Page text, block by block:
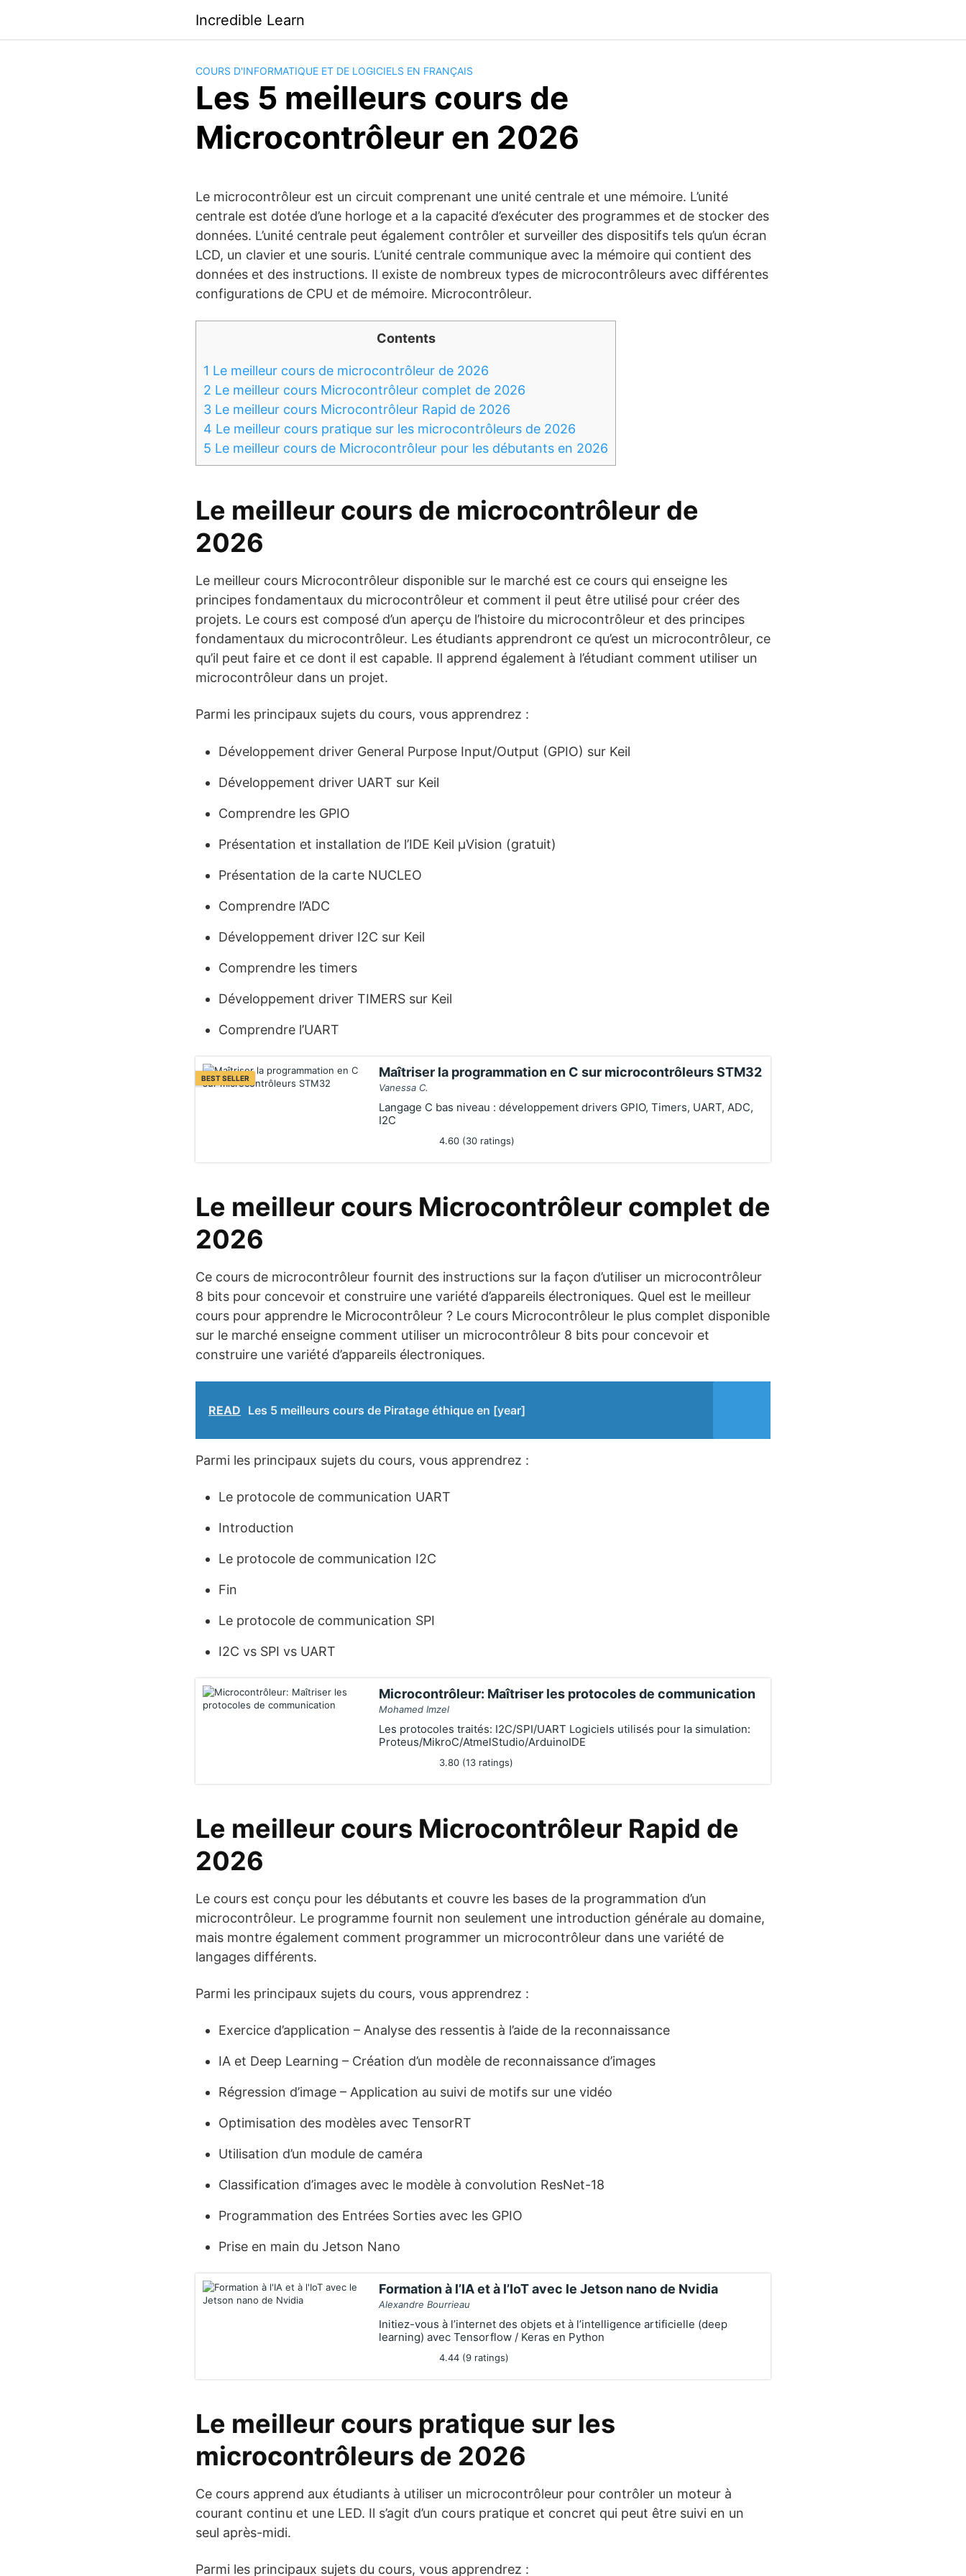
contenido
Incredible Learn
COURS D'INFORMATIQUE ET DE LOGICIELS EN FRANÇAIS
Les 5 meilleurs cours de
Microcontrôleur en 2026
Le microcontrôleur est un circuit comprenant une unité centrale et une mémoire. L’unité
centrale est dotée d’une horloge et a la capacité d’exécuter des programmes et de stocker des
données. L’unité centrale peut également contrôler et surveiller des dispositifs tels qu’un écran
LCD, un clavier et une souris. L’unité centrale communique avec la mémoire qui contient des
données et des instructions. Il existe de nombreux types de microcontrôleurs avec différentes
configurations de CPU et de mémoire. Microcontrôleur.
Contents
1 Le meilleur cours de microcontrôleur de 2026
2 Le meilleur cours Microcontrôleur complet de 2026
3 Le meilleur cours Microcontrôleur Rapid de 2026
4 Le meilleur cours pratique sur les microcontrôleurs de 2026
5 Le meilleur cours de Microcontrôleur pour les débutants en 2026
Le meilleur cours de microcontrôleur de
2026
Le meilleur cours Microcontrôleur disponible sur le marché est ce cours qui enseigne les
principes fondamentaux du microcontrôleur et comment il peut être utilisé pour créer des
projets. Le cours est composé d’un aperçu de l’histoire du microcontrôleur et des principes
fondamentaux du microcontrôleur. Les étudiants apprendront ce qu’est un microcontrôleur, ce
qu’il peut faire et ce dont il est capable. Il apprend également à l’étudiant comment utiliser un
microcontrôleur dans un projet.
Parmi les principaux sujets du cours, vous apprendrez :
Développement driver General Purpose Input/Output (GPIO) sur Keil
Développement driver UART sur Keil
Comprendre les GPIO
Présentation et installation de l’IDE Keil µVision (gratuit)
Présentation de la carte NUCLEO
Comprendre l’ADC
Développement driver I2C sur Keil
Comprendre les timers
Développement driver TIMERS sur Keil
Comprendre l’UART
BEST SELLER Maîtriser la programmation en C sur microcontrôleurs STM32
Vanessa C.
Langage C bas niveau : développement drivers GPIO, Timers, UART, ADC,
I2C
4.60 (30 ratings)
Le meilleur cours Microcontrôleur complet de
2026
Ce cours de microcontrôleur fournit des instructions sur la façon d’utiliser un microcontrôleur
8 bits pour concevoir et construire une variété d’appareils électroniques. Quel est le meilleur
cours pour apprendre le Microcontrôleur ? Le cours Microcontrôleur le plus complet disponible
sur le marché enseigne comment utiliser un microcontrôleur 8 bits pour concevoir et
construire une variété d’appareils électroniques.
READ Les 5 meilleurs cours de Piratage éthique en [year]
Parmi les principaux sujets du cours, vous apprendrez :
Le protocole de communication UART
Introduction
Le protocole de communication I2C
Fin
Le protocole de communication SPI
I2C vs SPI vs UART
Microcontrôleur: Maîtriser les protocoles de communication
Mohamed Imzel
Les protocoles traités: I2C/SPI/UART Logiciels utilisés pour la simulation:
Proteus/MikroC/AtmelStudio/ArduinoIDE
3.80 (13 ratings)
Le meilleur cours Microcontrôleur Rapid de
2026
Le cours est conçu pour les débutants et couvre les bases de la programmation d’un
microcontrôleur. Le programme fournit non seulement une introduction générale au domaine,
mais montre également comment programmer un microcontrôleur dans une variété de
langages différents.
Parmi les principaux sujets du cours, vous apprendrez :
Exercice d’application – Analyse des ressentis à l’aide de la reconnaissance
IA et Deep Learning – Création d’un modèle de reconnaissance d’images
Régression d’image – Application au suivi de motifs sur une vidéo
Optimisation des modèles avec TensorRT
Utilisation d’un module de caméra
Classification d’images avec le modèle à convolution ResNet-18
Programmation des Entrées Sorties avec les GPIO
Prise en main du Jetson Nano
Formation à l’IA et à l’IoT avec le Jetson nano de Nvidia
Alexandre Bourrieau
Initiez-vous à l’internet des objets et à l’intelligence artificielle (deep
learning) avec Tensorflow / Keras en Python
4.44 (9 ratings)
Le meilleur cours pratique sur les
microcontrôleurs de 2026
Ce cours apprend aux étudiants à utiliser un microcontrôleur pour contrôler un moteur à
courant continu et une LED. Il s’agit d’un cours pratique et concret qui peut être suivi en un
seul après-midi.
Parmi les principaux sujets du cours, vous apprendrez :